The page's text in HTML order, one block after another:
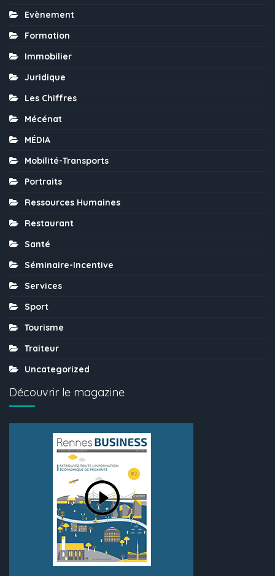
Evènement
Formation
Immobilier
Juridique
Les Chiffres
Mécénat
MÉDIA
Mobilité-Transports
Portraits
Ressources Humaines
Restaurant
Santé
Séminaire-Incentive
Services
Sport
Tourisme
Traiteur
Uncategorized
Découvrir le magazine